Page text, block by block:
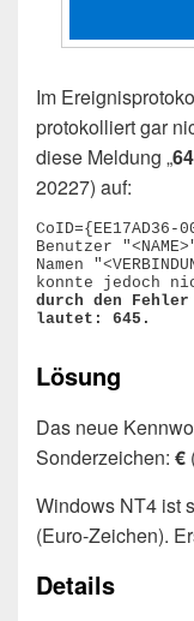
Im
protokolliert gar
diese Meldung „
20227) auf:
CoID={EE17AD36-
Benutzer
Namen
konnte jedoch
durch den Fehler
lautet: 645.
Lösung
Das neue
Sonderzeichen: €
Windows NT4 ist
(Euro-Zeichen).
Details